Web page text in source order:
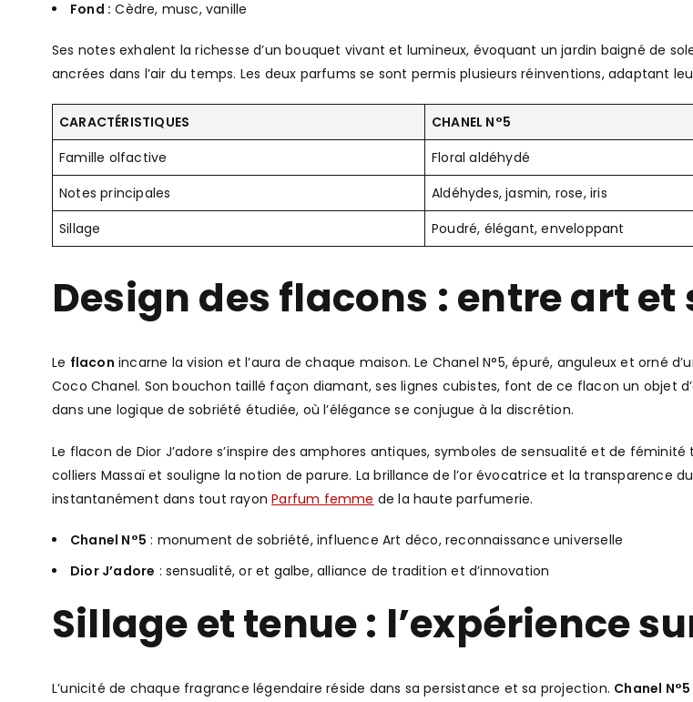
Fond : Cèdre, musc, vanille
Ses notes exhalent la richesse d’un bouquet vivant et lumineux, évoquant un jardin baigné de
ancrées dans l’air du temps. Les deux parfums se sont permis plusieurs réinventions, adaptant
CARACTÉRISTIQUES CHANEL N°5
Famille olfactive
Floral aldéhydé
Notes principales
Aldéhydes, jasmin, rose, iris
Sillage
Poudré, élégant, enveloppant
Design des flacons : entre art
Le flacon incarne la vision et l’aura de chaque maison. Le Chanel N°5, épuré, anguleux et
Coco Chanel. Son bouchon taillé façon diamant, ses lignes cubistes, font de ce flacon un objet
dans une logique de sobriété étudiée, où l’élégance se conjugue à la discrétion.
Le flacon de Dior J’adore s’inspire des amphores antiques, symboles de sensualité et de
colliers Massaï et souligne la notion de parure. La brillance de l’or évocatrice et la transparence
instantanément dans tout rayonParfum femme de la haute parfumerie.
Chanel N°5 : monument de sobriété, influence Art déco, reconnaissance universelle
Dior J’adore : sensualité, or et galbe, alliance de tradition et d’innovation
Sillage et tenue : l’expérience
L’unicité de chaque fragrance légendaire réside dans sa persistance et sa projection. Chanel N°5